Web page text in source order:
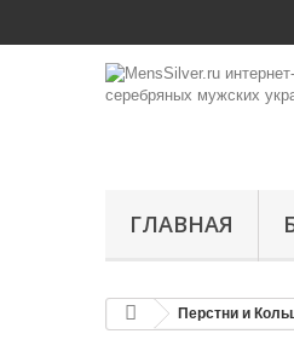
ГЛАВНАЯ
Перстни и